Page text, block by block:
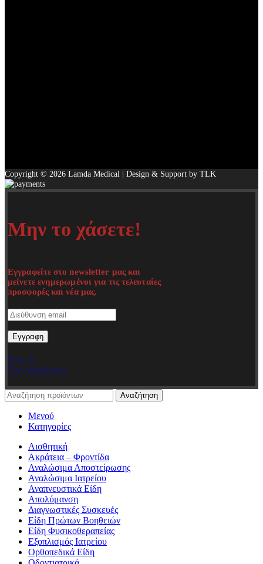
Copyright © 2026 Lamda Medical | Design & Support by TLK
Μην το χάσετε!
Εγγραφείτε στο newsletter μας και
μείνετε ενημερωμένοι για τις τελευταίες
προσφορές και νέα μας.
Όροι &
Προϋποθέσεις
Αναζήτηση
Μενού
Κατηγορίες
Αισθητική
Ακράτεια – Φροντίδα
Αναλώσιμα Αποστείρωσης
Αναλώσιμα Ιατρείου
Αναπνευστικά Είδη
Απολύμανση
Διαγνωστικές Συσκευές
Είδη Πρώτων Βοηθειών
Είδη Φυσικοθεραπείας
Εξοπλισμός Ιατρείου
Ορθοπεδικά Είδη